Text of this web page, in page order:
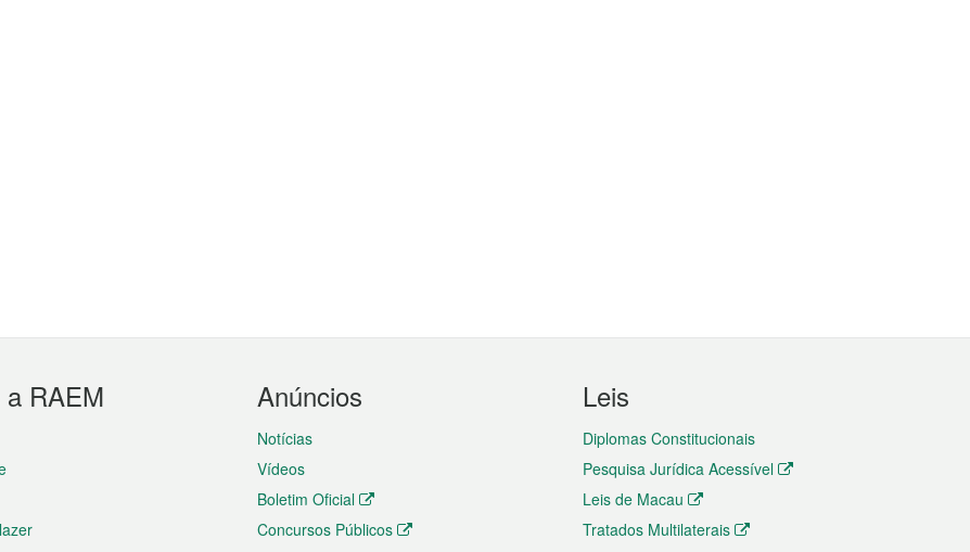
RAEM Anúncios
Notícias
Vídeos
Boletim Oficial
Concursos Públicos
Leis
Diplomas Constitucionais
Pesquisa Jurídica Acessível
Leis de Macau
Tratados Multilaterais